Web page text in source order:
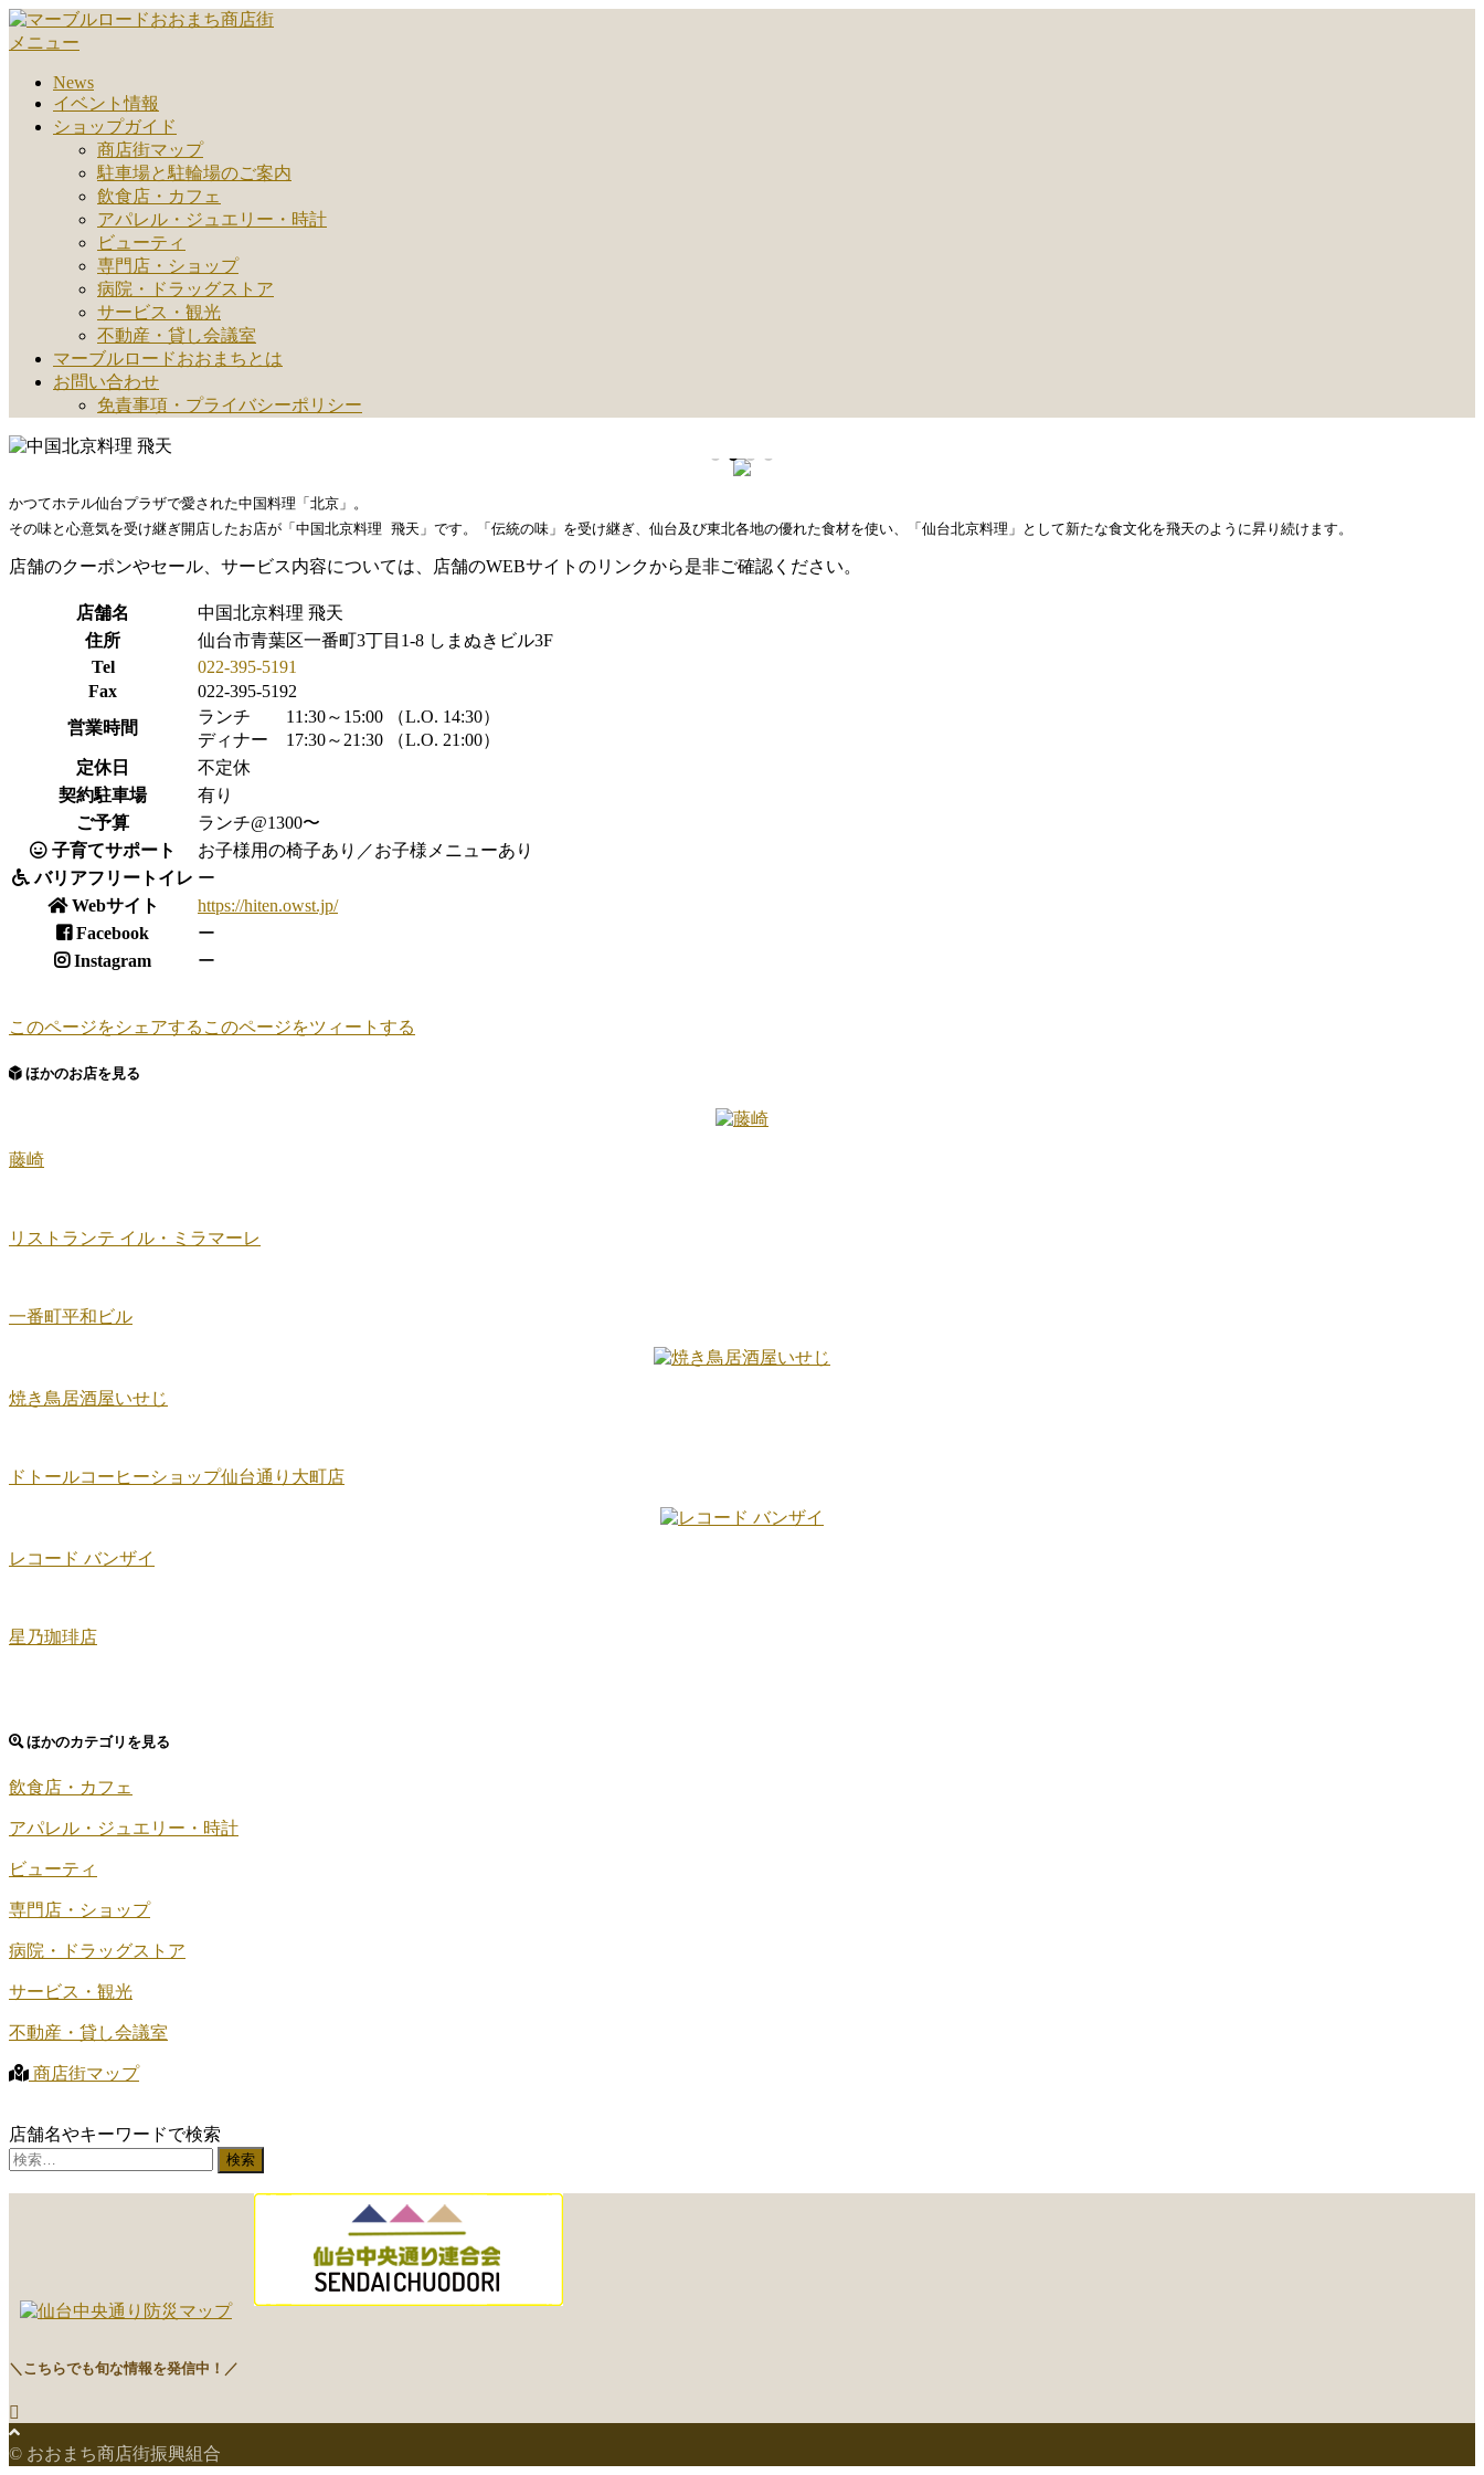
コ
ン
メニュー
News
イベント情報
ショップガイド
商店街マップ
駐車場と駐輪場のご案内
飲食店・カフェ
アパレル・ジュエリー・時計
ビューティ
専門店・ショップ
病院・ドラッグストア
サービス・観光
不動産・貸し会議室
マーブルロードおおまちとは
お問い合わせ
免責事項・プライバシーポリシー
かつてホテル仙台プラザで愛された中国料理「北京」。
店舗のクーポンやセール、サービス内容については、店舗のWEBサイトのリンクから是非ご確認ください。
店舗名
中国北京料理 飛天
住所
仙台市青葉区一番町3丁目1-8 しまぬきビル3F
Tel
022-395-5191
Fax
022-395-5192
営業時間
ランチ 11:30～15:00 （L.O. 14:30）
ディナー 17:30～21:30 （L.O. 21:00）
定休日
不定休
契約駐車場
有り
ご予算
ランチ@1300〜
子育てサポート
お子様用の椅子あり／お子様メニューあり
バリアフリートイレ ー
Webサイト
https://hiten.owst.jp/
Facebook
ー
Instagram
ー
このページをシェアする このページをツィートする
ほかのお店を見る
藤崎
リストランテ イル・ミラマーレ
一番町平和ビル
焼き鳥居酒屋いせじ
ドトールコーヒーショップ仙台通り大町店
レコード バンザイ
星乃珈琲店
ほかのカテゴリを見る
飲食店・カフェ
アパレル・ジュエリー・時計
ビューティ
専門店・ショップ
病院・ドラッグストア
サービス・観光
不動産・貸し会議室
商店街マップ
店舗名やキーワードで検索
検
＼こちらでも旬な情報を発信中！／
© おおまち商店街振興組合